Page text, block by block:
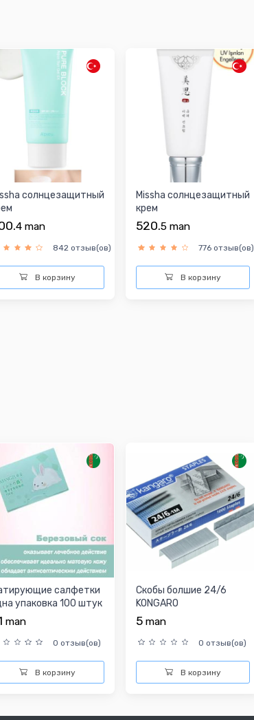
солнцезащитный
4 man
842 отзыв(ов)
В корзину
Missha солнцезащитный
крем
520.5 man
776 отзыв(ов)
В корзину
салфетки
упаковка 100 штук
man
0 отзыв(ов)
В корзину
Скобы болшие 24/6
KONGARO
5 man
0 отзыв(ов)
В корзину